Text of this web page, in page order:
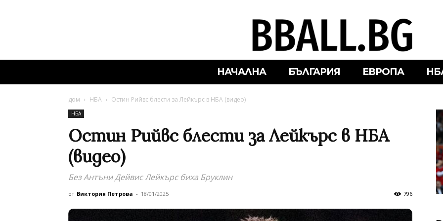
НАЧАЛНА БЪЛГАРИЯ ЕВРОПА
дом НБА Остин Рийвс блести за Лейкърс в НБА (видео)
НБА
Остин Рийвс блести за Лейкърс в НБА
(видео)
Без Антъни Дейвис Лейкърс биха Бруклин
от Виктория Петрова - 18/01/2025 796